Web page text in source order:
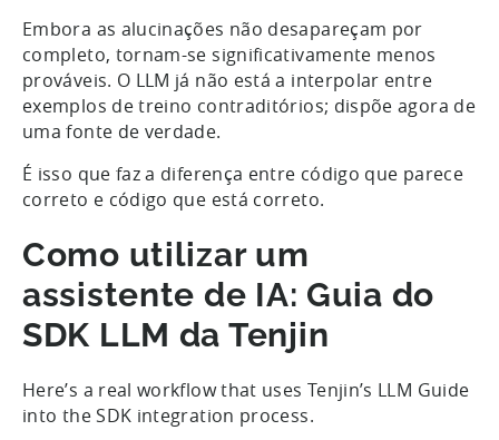
Embora as alucinações não desapareçam por
completo, tornam-se significativamente menos
prováveis. O LLM já não está a interpolar entre
exemplos de treino contraditórios; dispõe agora de
uma fonte de verdade.
É isso que faz a diferença entre código que parece
correto e código que está correto.
Como utilizar um
assistente de IA: Guia do
SDK LLM da Tenjin
Here’s a real workflow that uses Tenjin’s LLM Guide
into the SDK integration process.